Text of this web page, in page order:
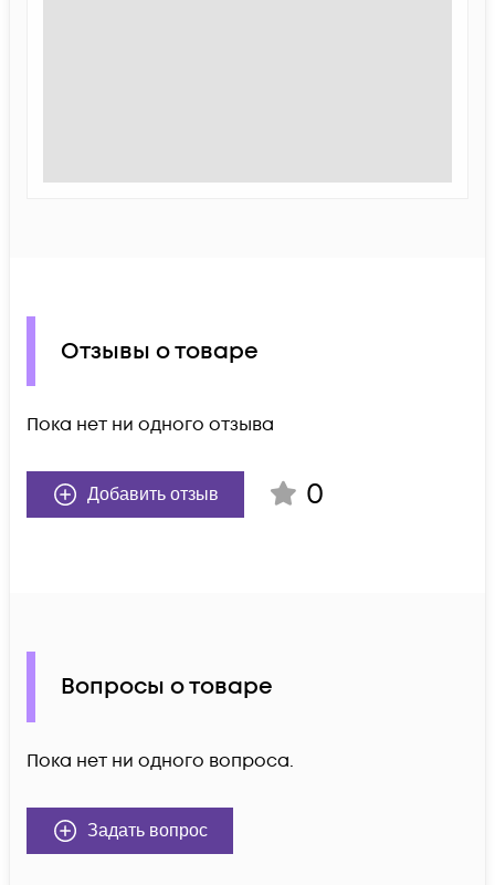
Отзывы о товаре
Пока нет ни одного отзыва
Добавить отзыв 0
Вопросы о товаре
Пока нет ни одного вопроса.
Задать вопрос